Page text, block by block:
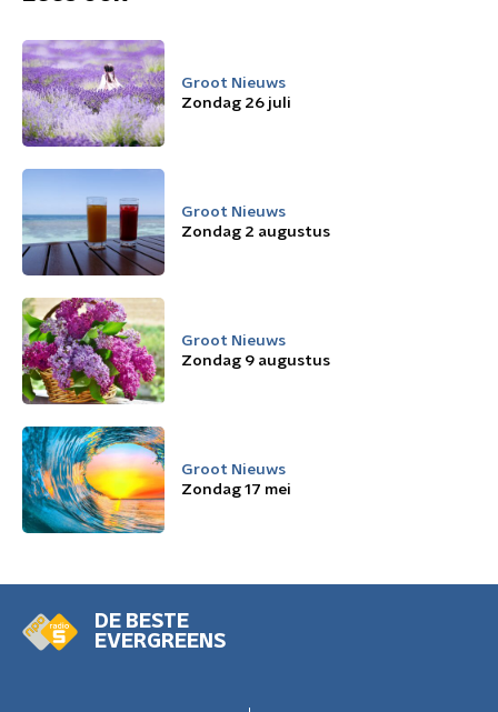
Groot Nieuws
Zondag 26 juli
Groot Nieuws
Zondag 2 augustus
Groot Nieuws
Zondag 9 augustus
Groot Nieuws
Zondag 17 mei
DE BESTE
EVERGREENS